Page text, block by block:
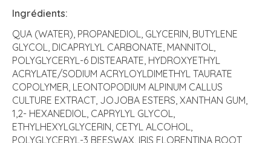
Ingrédients:
QUA (WATER), PROPANEDIOL, GLYCERIN, BUTYLENE
GLYCOL, DICAPRYLYL CARBONATE, MANNITOL,
POLYGLYCERYL-6 DISTEARATE, HYDROXYETHYL
ACRYLATE/SODIUM ACRYLOYLDIMETHYL TAURATE
COPOLYMER, LEONTOPODIUM ALPINUM CALLUS
CULTURE EXTRACT, JOJOBA ESTERS, XANTHAN GUM,
1,2- HEXANEDIOL, CAPRYLYL GLYCOL,
ETHYLHEXYLGLYCERIN, CETYL ALCOHOL,
POLYGLYCERYL-3 BEESWAX, IRIS FLORENTINA ROOT